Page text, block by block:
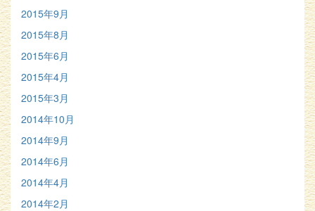
2015年9月
2015年8月
2015年6月
2015年4月
2015年3月
2014年10月
2014年9月
2014年6月
2014年4月
2014年2月